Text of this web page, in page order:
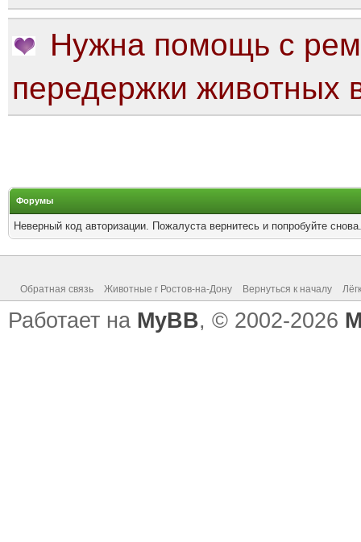
Нужна помощь с
передержки животных
Форумы
Неверный код авторизации. Пожалуста вернитесь и попробуйте снова.
Обратная связь Животные г Ростов-на-Дону Вернуться к началу
Работает на MyBB, © 2002-2026